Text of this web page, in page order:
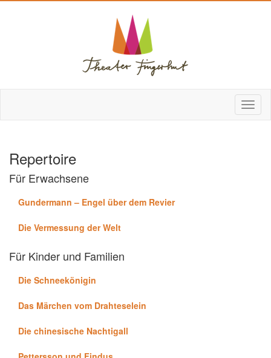
Repertoire
Für Erwachsene
Gundermann – Engel über dem Revier
Die Vermessung der Welt
Für Kinder und Familien
Die Schneekönigin
Das Märchen vom Drahteselein
Die chinesische Nachtigall